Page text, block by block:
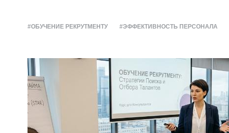
#ОБУЧЕНИЕ РЕКРУТМЕНТУ #ЭФФЕКТИВНОСТЬ ПЕРСОНАЛА